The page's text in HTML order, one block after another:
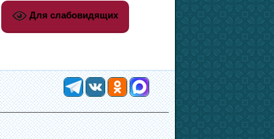
Для слабовидящих